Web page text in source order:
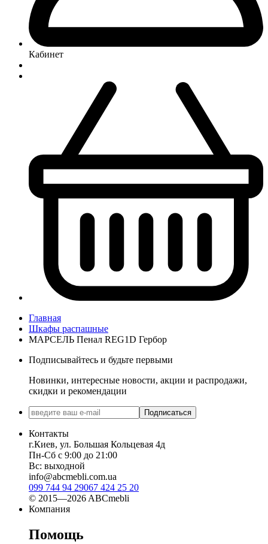
Кабинет
Главная
Шкафы распашные
МАРСЕЛЬ Пенал REG1D Гербор
Подписывайтесь и будьте первыми
Новинки, интересные новости, акции и распродажи,
скидки и рекомендации
Подписаться
Контакты
г.Киев, ул. Большая Кольцевая 4д
Пн-Сб с 9:00 до 21:00
Вс: выходной
info@abcmebli.com.ua
099 744 94 29067 424 25 20
© 2015—2026 ABCmebli
Компания
Помощь